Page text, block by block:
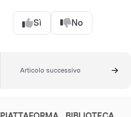
Sì No
Articolo successivo